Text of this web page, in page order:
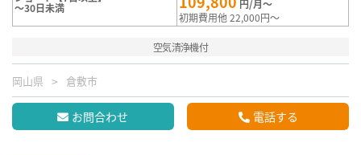
～30日未満
円/月～
初期費用他 22,000円～
空気清浄機付
岡山県 倉敷市
お問合わせ 電話する